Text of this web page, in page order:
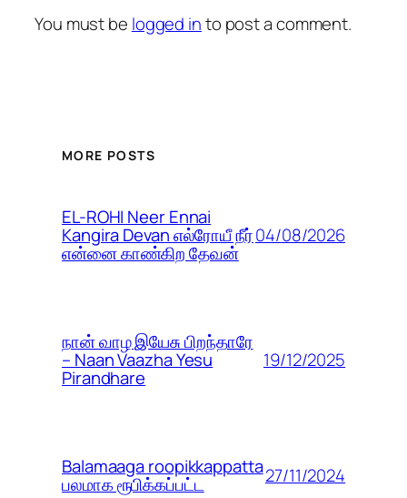
You must be logged into post a comment.
MORE POSTS
EL-ROHI Neer Ennai
Kangira Devan எல்ரோயீ நீர்
என்னை காண்கிற தேவன்
04/08/2026
நான் வாழ இயேசு பிறந்தாரே
– Naan Vaazha Yesu
Pirandhare
19/12/2025
Balamaaga roopikkappatta
பலமாக ரூபிக்கப்பட்ட 27/11/2024